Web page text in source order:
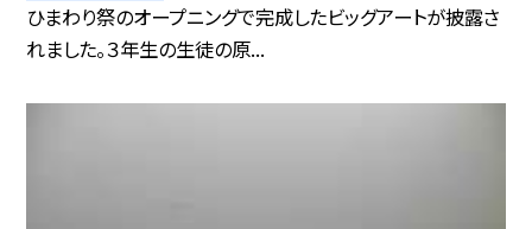
ひまわり祭のオープニングで完成したビッグアートが披露さ
れました。３年生の生徒の原...